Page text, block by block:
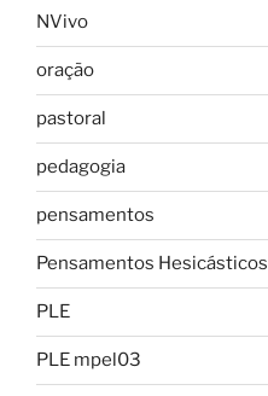
NVivo
oração
pastoral
pedagogia
pensamentos
Pensamentos Hesicásticos
PLE
PLE mpel03